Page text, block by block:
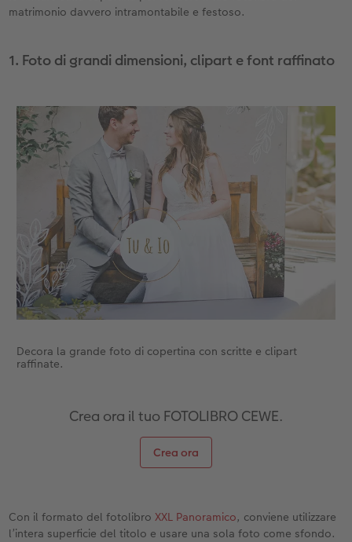
matrimonio davvero intramontabile e festoso.
1. Foto di grandi dimensioni, clipart e font raffinato
Decora la grande foto di copertina con scritte e clipart
raffinate.
Crea ora il tuo FOTOLIBRO CEWE.
Crea ora
Con il formato del fotolibroXXL Panoramico, conviene utilizzare
l’intera superficie del titolo e usare una sola foto come sfondo.